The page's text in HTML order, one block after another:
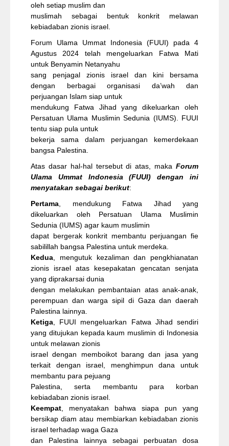
oleh setiap muslim dan
muslimah sebagai bentuk konkrit melawan
kebiadaban zionis israel.
Forum Ulama Ummat Indonesia (FUUI) pada 4
Agustus 2024 telah mengeluarkan Fatwa Mati
untuk Benyamin Netanyahu
sang penjagal zionis israel dan kini bersama
dengan berbagai organisasi da’wah dan
perjuangan Islam siap untuk
mendukung Fatwa Jihad yang dikeluarkan oleh
Persatuan Ulama Muslimin Sedunia (IUMS). FUUI
tentu siap pula untuk
bekerja sama dalam perjuangan kemerdekaan
bangsa Palestina.
Atas dasar hal-hal tersebut di atas, maka Forum
Ulama Ummat Indonesia (FUUI) dengan ini
menyatakan sebagai berikut:
Pertama , mendukung Fatwa Jihad yang
dikeluarkan oleh Persatuan Ulama Muslimin
Sedunia (IUMS) agar kaum muslimin
dapat bergerak konkrit membantu perjuangan fie
sabilillah bangsa Palestina untuk merdeka.
Kedua , mengutuk kezaliman dan pengkhianatan
zionis israel atas kesepakatan gencatan senjata
yang diprakarsai dunia
dengan melakukan pembantaian atas anak-anak,
perempuan dan warga sipil di Gaza dan daerah
Palestina lainnya.
Ketiga , FUUI mengeluarkan Fatwa Jihad sendiri
yang ditujukan kepada kaum muslimin di Indonesia
untuk melawan zionis
israel dengan memboikot barang dan jasa yang
terkait dengan israel, menghimpun dana untuk
membantu para pejuang
Palestina, serta membantu para korban
kebiadaban zionis israel.
Keempat , menyatakan bahwa siapa pun yang
bersikap diam atau membiarkan kebiadaban zionis
israel terhadap waga Gaza
dan Palestina lainnya sebagai perbuatan dosa